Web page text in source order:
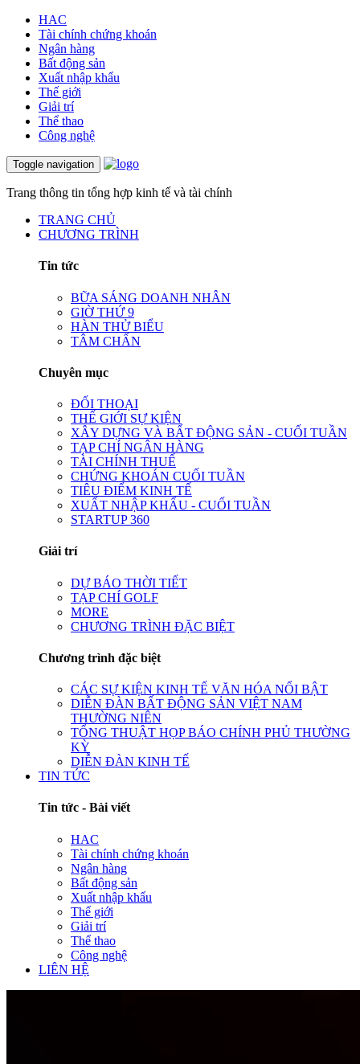
HAC
Tài chính chứng khoán
Ngân hàng
Bất động sản
Xuất nhập khẩu
Thế giới
Giải trí
Thể thao
Công nghệ
Toggle navigation
Trang thông tin tổng hợp kinh tế và tài chính
TRANG CHỦ
CHƯƠNG TRÌNH
Tin tức
BỮA SÁNG DOANH NHÂN
GIỜ THỨ 9
HÀN THỬ BIỂU
TÂM CHẤN
Chuyên mục
ĐỐI THOẠI
THẾ GIỚI SỰ KIỆN
XÂY DỰNG VÀ BẤT ĐỘNG SẢN - CUỐI TUẦN
TẠP CHÍ NGÂN HÀNG
TÀI CHÍNH THUẾ
CHỨNG KHOÁN CUỐI TUẦN
TIÊU ĐIỂM KINH TẾ
XUẤT NHẬP KHẨU - CUỐI TUẦN
STARTUP 360
Giải trí
DỰ BÁO THỜI TIẾT
TẠP CHÍ GOLF
MORE
CHƯƠNG TRÌNH ĐẶC BIỆT
Chương trình đặc biệt
CÁC SỰ KIỆN KINH TẾ VĂN HÓA NỔI BẬT
DIỄN ĐÀN BẤT ĐỘNG SẢN VIỆT NAM
THƯỜNG NIÊN
TỔNG THUẬT HỌP BÁO CHÍNH PHỦ THƯỜNG
KỲ
DIỄN ĐÀN KINH TẾ
TIN TỨC
Tin tức - Bài viết
HAC
Tài chính chứng khoán
Ngân hàng
Bất động sản
Xuất nhập khẩu
Thế giới
Giải trí
Thể thao
Công nghệ
LIÊN HỆ